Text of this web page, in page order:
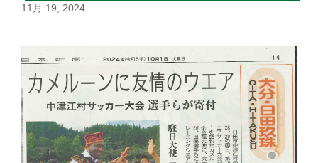
11月 19, 2024